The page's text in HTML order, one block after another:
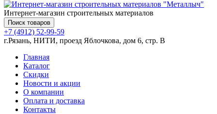
Интернет-магазин строительных материалов
Поиск товаров
+7 (4912) 52-99-59
г.Рязань, НИТИ, проезд Яблочкова, дом 6, стр. В
Главная
Каталог
Скидки
Новости и акции
О компании
Оплата и доставка
Контакты